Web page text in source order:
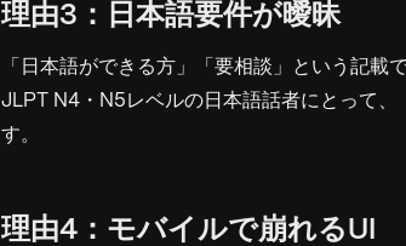
理由3：日本語要件が曖昧
「日本語ができる方」「要相談」という記載
JLPT N4・N5レベルの日本語話者にとって、
す。
理由4：モバイルで崩れるUI